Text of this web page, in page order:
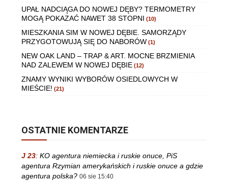
UPAŁ NADCIĄGA DO NOWEJ DĘBY? TERMOMETRY
MOGĄ POKAZAĆ NAWET 38 STOPNI (10)
MIESZKANIA SIM W NOWEJ DĘBIE. SAMORZĄDY
PRZYGOTOWUJĄ SIĘ DO NABORÓW (1)
NEW OAK LAND – TRAP & ART. MOCNE BRZMIENIA
NAD ZALEWEM W NOWEJ DĘBIE (12)
ZNAMY WYNIKI WYBORÓW OSIEDLOWYCH W
MIEŚCIE! (21)
OSTATNIE KOMENTARZE
J 23: KO agentura niemiecka i ruskie onuce, PiS
agentura Rzymian amerykańskich i ruskie onuce a gdzie
agentura polska? 06 sie 15:40